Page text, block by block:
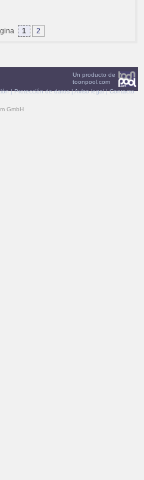
1 2
Un producto de
toonpool.com
|Protección de datos|Aviso legal|Contacto
GmbH